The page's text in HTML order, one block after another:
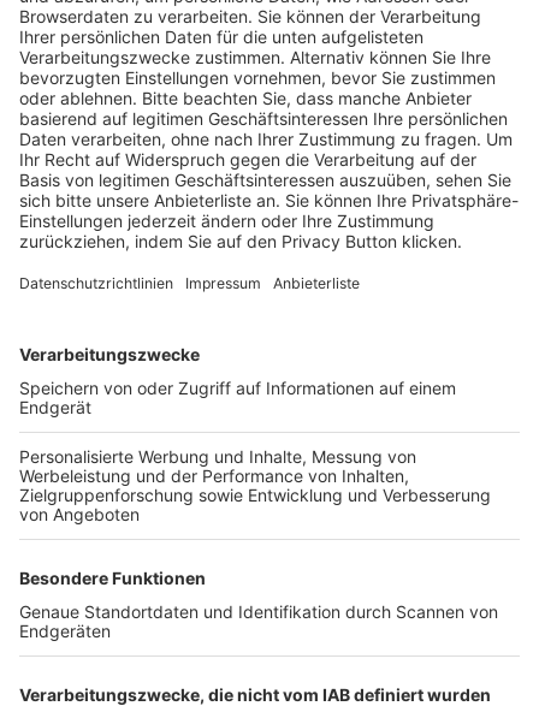
Trainerausbildung
Schulungsangebot Vereinsmitarbeiter
BFV-Geschäftsstellen
Trainerbörse
Login SpielPlus
FOLGE DEM BFV
TOP-VEREINE
TOP-PARTNER